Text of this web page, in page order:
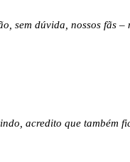
sem dúvida, nossos fãs –
acredito que também